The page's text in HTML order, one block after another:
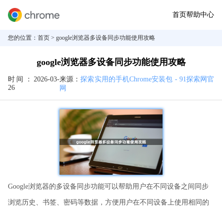
首页帮助中心
您的位置： 首页 > google浏览器多设备同步功能使用攻略
google浏览器多设备同步功能使用攻略
时间： 2026-03-
26
来源：探索实用的手机Chrome安装包 - 91探索网官
网
Google浏览器的多设备同步功能可以帮助用户在不同设备之间同步
浏览历史、书签、密码等数据，方便用户在不同设备上使用相同的